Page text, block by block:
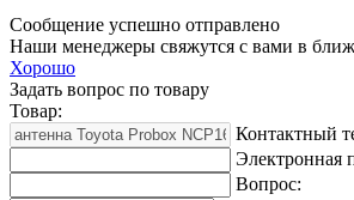
Сообщение успешно отправлено
Наши менеджеры свяжутся с вами в
Хорошо
Задать вопрос по товару
Товар:
Контактный
Электронная
Вопрос: